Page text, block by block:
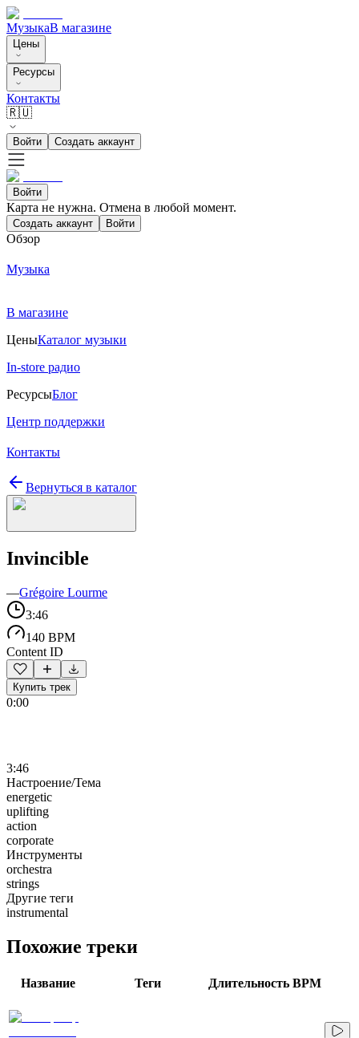
МузыкаВ магазине
Цены
Ресурсы
Контакты
🇷🇺
Войти Создать аккаунт
Войти
Карта не нужна. Отмена в любой момент.
Создать аккаунт Войти
Обзор
Музыка
В магазине
ЦеныКаталог музыки
In-store радио
РесурсыБлог
Центр поддержки
Контакты
Вернуться в каталог
Invincible
—Grégoire Lourme
3:46
140 BPM
Content ID
Купить трек
0:00
3:46
Настроение/Тема
energetic
uplifting
action
corporate
Инструменты
orchestra
strings
Другие теги
instrumental
Похожие треки
Название Теги Длительность BPM